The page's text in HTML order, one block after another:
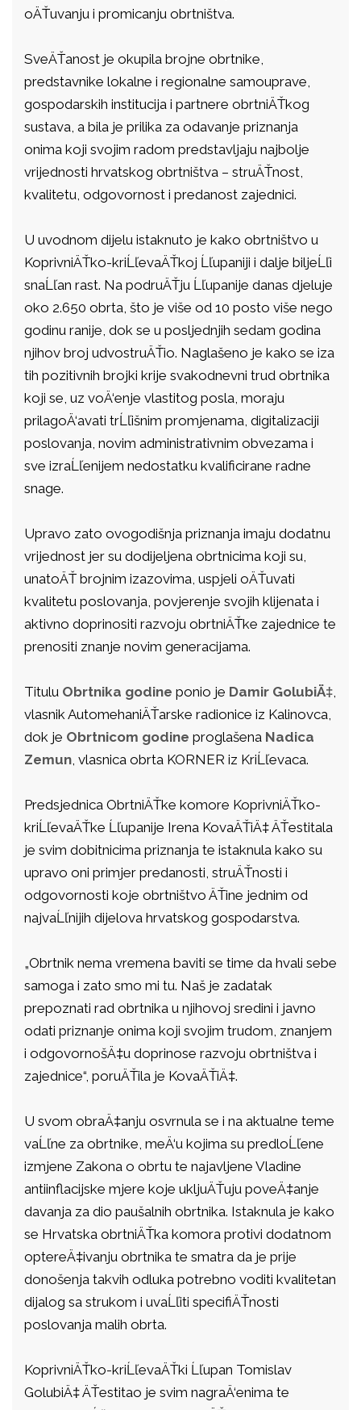
oÄŤuvanju i promicanju obrtništva.
SveÄŤanost je okupila brojne obrtnike,
predstavnike lokalne i regionalne samouprave,
gospodarskih institucija i partnere obrtniÄŤkog
sustava, a bila je prilika za odavanje priznanja
onima koji svojim radom predstavljaju najbolje
vrijednosti hrvatskog obrtništva – struÄŤnost,
kvalitetu, odgovornost i predanost zajednici.
U uvodnom dijelu istaknuto je kako obrtništvo u
KoprivniÄŤko-kriĹľevaÄŤkoj Ĺľupaniji i dalje biljeĹľi
snaĹľan rast. Na podruÄŤju Ĺľupanije danas djeluje
oko 2.650 obrta, što je više od 10 posto više nego
godinu ranije, dok se u posljednjih sedam godina
njihov broj udvostruÄŤio. Naglašeno je kako se iza
tih pozitivnih brojki krije svakodnevni trud obrtnika
koji se, uz voÄ‘enje vlastitog posla, moraju
prilagoÄ‘avati trĹľišnim promjenama, digitalizaciji
poslovanja, novim administrativnim obvezama i
sve izraĹľenijem nedostatku kvalificirane radne
snage.
Upravo zato ovogodišnja priznanja imaju dodatnu
vrijednost jer su dodijeljena obrtnicima koji su,
unatoÄŤ brojnim izazovima, uspjeli oÄŤuvati
kvalitetu poslovanja, povjerenje svojih klijenata i
aktivno doprinositi razvoju obrtniÄŤke zajednice te
prenositi znanje novim generacijama.
Titulu Obrtnika godine ponio je Damir GolubiÄ‡
vlasnik AutomehaniÄŤarske radionice iz Kalinovca,
dok je Obrtnicom godine proglašena Nadica
Zemun , vlasnica obrta KORNER iz KriĹľevaca.
Predsjednica ObrtniÄŤke komore KoprivniÄŤko-
kriĹľevaÄŤke Ĺľupanije Irena KovaÄŤiÄ‡ ÄŤestitala
je svim dobitnicima priznanja te istaknula kako su
upravo oni primjer predanosti, struÄŤnosti i
odgovornosti koje obrtništvo ÄŤine jednim od
najvaĹľnijih dijelova hrvatskog gospodarstva.
„Obrtnik nema vremena baviti se time da hvali sebe
samoga i zato smo mi tu. Naš je zadatak
prepoznati rad obrtnika u njihovoj sredini i javno
odati priznanje onima koji svojim trudom, znanjem
i odgovornošÄ‡u doprinose razvoju obrtništva i
zajednice“, poruÄŤila je KovaÄŤiÄ‡.
U svom obraÄ‡anju osvrnula se i na aktualne teme
vaĹľne za obrtnike, meÄ‘u kojima su predloĹľene
izmjene Zakona o obrtu te najavljene Vladine
antiinflacijske mjere koje ukljuÄŤuju poveÄ‡anje
davanja za dio paušalnih obrtnika. Istaknula je kako
se Hrvatska obrtniÄŤka komora protivi dodatnom
optereÄ‡ivanju obrtnika te smatra da je prije
donošenja takvih odluka potrebno voditi kvalitetan
dijalog sa strukom i uvaĹľiti specifiÄŤnosti
poslovanja malih obrta.
KoprivniÄŤko-kriĹľevaÄŤki Ĺľupan Tomislav
GolubiÄ‡ ÄŤestitao je svim nagraÄ‘enima te